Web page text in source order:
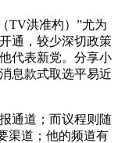
洪准杓）”尤为
通，较少深切政策
代表新党。分享小
息款式取选平易近
通道；而议程则随
渠道；他的频道有